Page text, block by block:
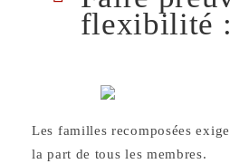
flexibilité :
Les familles recomposées
la part de tous les membres.